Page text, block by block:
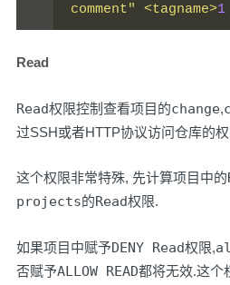
comment"
<tagname>1
Read
Read权限控制查看项目的change,
过SSH或者HTTP协议访问仓库的
这个权限非常特殊, 先计算项目中的
projects的Read权限.
如果项目中赋予DENY Read权限,
否赋予ALLOW READ都将无效.这个